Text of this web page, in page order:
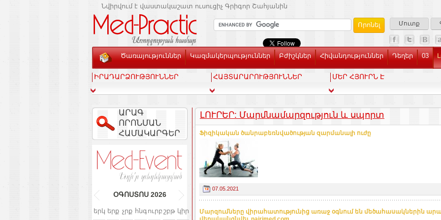
Մուտք
Նվիրվում է վաստակաշատ ուսուցիչ Գրիգոր Շահյանին
Ծառայություններ Կազմակերպություններ Բժիշկներ Հիվանդություններ Դեղեր 03
ԻՐԱԴԱՐՁՈՒԹՅՈՒՆՆԵՐ ՀԱՅՏԱՐԱՐՈՒԹՅՈՒՆՆԵՐ ՄԵՐ ՀՅՈՒՐՆ Է
ԱՐԱԳ
ՈՐՈՆՄԱՆ
ՀԱՄԱԿԱՐԳԵՐ
ՕԳՈՍՏՈՍ 2026
երկ երք չրք հնգուրբ շբթ կիր
ԼՈՒՐԵՐ: Մարմնամարզություն և սպորտ
Ֆիզիկական ծանրաբեռնվածության զարմանալի ուժը
07.05.2021
Մարզումները վիրահատությունից առաջ օգնում են մեծահասակներին